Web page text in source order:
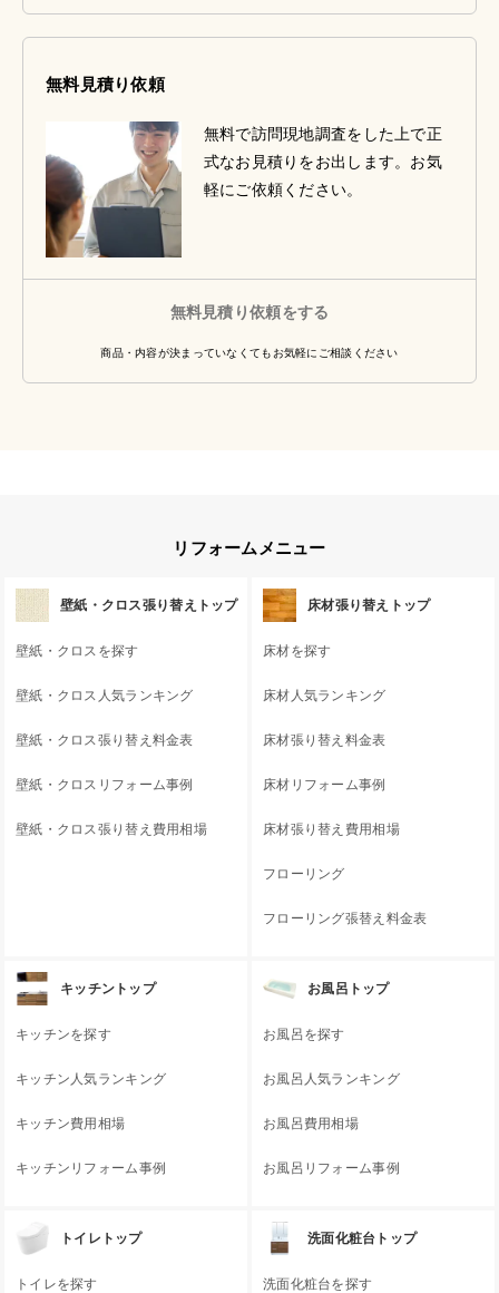
無料見積り依頼
無料で訪問現地調査をした上で正
式なお見積りをお出します。お気
軽にご依頼ください。
無料見積り依頼をする
商品・内容が決まっていなくてもお気軽にご相談ください
リフォームメニュー
壁紙・クロス張り替えトップ
壁紙・クロスを探す
壁紙・クロス人気ランキング
壁紙・クロス張り替え料金表
壁紙・クロスリフォーム事例
壁紙・クロス張り替え費用相場
床材張り替えトップ
床材を探す
床材人気ランキング
床材張り替え料金表
床材リフォーム事例
床材張り替え費用相場
フローリング
フローリング張替え料金表
キッチントップ
キッチンを探す
キッチン人気ランキング
キッチン費用相場
キッチンリフォーム事例
お風呂トップ
お風呂を探す
お風呂人気ランキング
お風呂費用相場
お風呂リフォーム事例
トイレトップ
トイレを探す
洗面化粧台トップ
洗面化粧台を探す